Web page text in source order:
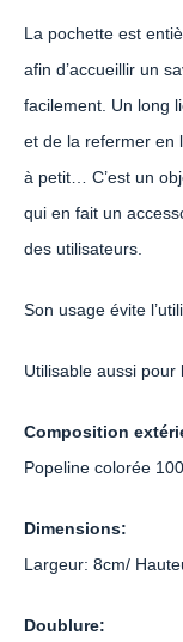
La pochette est
afin d’accueillir un
facilement. Un long
et de la refermer en
à petit… C’est un
qui en fait un
des utilisateurs.
Son usage évite
Utilisable aussi pour
Composition
Popeline colorée
Dimensions:
Largeur: 8cm/
Doublure: